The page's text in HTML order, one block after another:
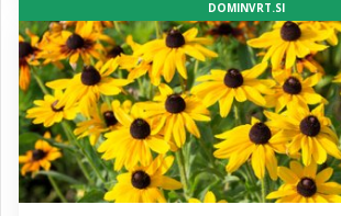
DOMINVRT.SI